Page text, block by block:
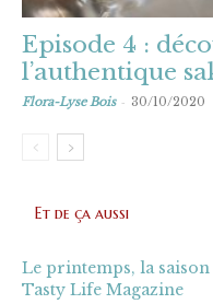
Episode 4 :
l’authentique
Flora-Lyse Bois - 30/10/2020
Et de ça aussi
Le printemps, la
Tasty Life Magazine